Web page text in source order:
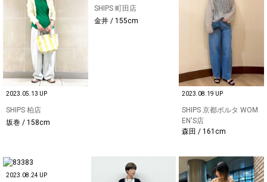
2023.05.13 UP
SHIPS 柏店
坂巻 / 158cm
SHIPS 町田店
金井 / 155cm
2023.08.19 UP
SHIPS 京都ポルタ WOM
EN'S店
森田 / 161cm
2023.08.24 UP